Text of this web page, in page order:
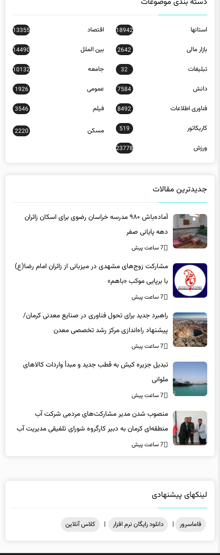
استانها
بازار مالی 2642
14490
تبلیغات 32 جامعه 10132
دانش 7584 عمومی 1926
فناوری اطلاعات 8492 فیلم 3546
کاریکاتور 519
2220
ورزش 23778
دهه پایانی صفر
7 ساعت پیش
مشارکت زوج‌های مشهدی در میزبانی از زائران امام رضا(ع)
با برپایی موکب «باهم»
7 ساعت پیش
راهبرد جدید برای تحول فناوری در صنایع معدنی کرمان/
پیشنهاد راه‌اندازی مرکز رشد تخصصی معدن
7 ساعت پیش
ملوانی
7 ساعت پیش
منصوب شدن مدیر مشارکت‌های مردمی شرکت آب
منطقه‌ای کرمان به دبیر کارگروه شورای تلفیقی مدیریت آب
7 ساعت پیش
فاماسرور | دانلود رایگان نرم افزار